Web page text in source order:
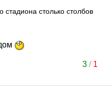
столько столбов
3/ 1